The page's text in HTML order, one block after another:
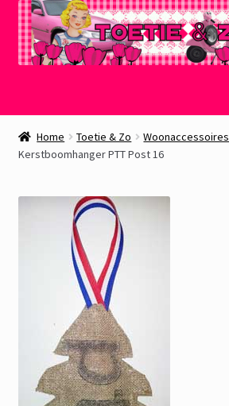
naar
navigatie
de
inhoud
Welkom
Winkelmand
Afrekenen
Over Toetie & Zo
Gastenboek
Home Toetie & Zo Woonaccessoires
Kerstboomhanger PTT Post 16